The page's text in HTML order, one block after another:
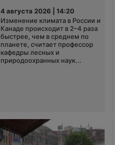
4 августа 2026 | 14:20
Изменение климата в России и
Канаде происходит в 2–4 раза
быстрее, чем в среднем по
планете, считает профессор
кафедры лесных и
природоохранных наук...